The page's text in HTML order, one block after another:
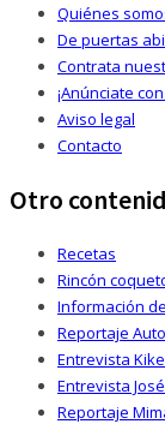
Quiénes
De puertas
Contrata
¡Anúnciate
Aviso legal
Contacto
Otro
Recetas
Rincón
Información
Reportaje
Entrevista
Entrevista
Reportaje